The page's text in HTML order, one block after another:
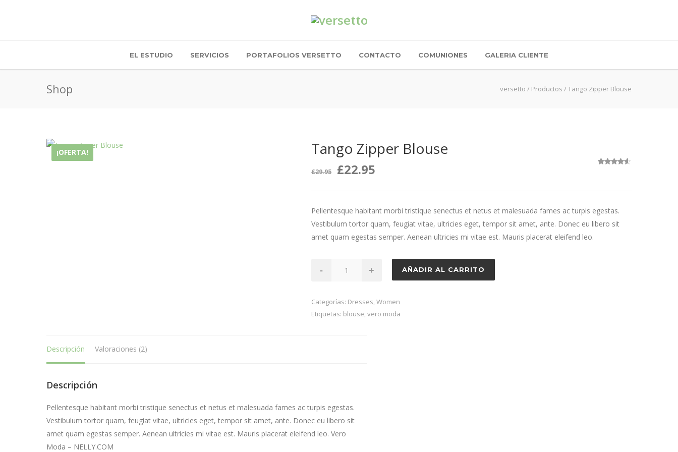
EL ESTUDIO SERVICIOS PORTAFOLIOS VERSETTO CONTACTO COMUNIONES GALERIA CLIENTE
Shop versetto / Productos /Tango Zipper Blouse
¡OFERTA! Tango Zipper Blouse
de clientes
£29.95
El
original
era:
£22.95
actual
es:
£22.95.
Pellentesque habitant morbi tristique senectus et netus et malesuada fames ac turpis egestas.
Vestibulum tortor quam, feugiat vitae, ultricies eget, tempor sit amet, ante. Donec eu libero sit
amet quam egestas semper. Aenean ultricies mi vitae est. Mauris placerat eleifend leo.
cantidad
- + AÑADIR AL CARRITO
Categorías: Dresses,Women
Etiquetas: blouse,vero moda
Descripción Valoraciones (2)
Descripción
Pellentesque habitant morbi tristique senectus et netus et malesuada fames ac turpis egestas.
Vestibulum tortor quam, feugiat vitae, ultricies eget, tempor sit amet, ante. Donec eu libero sit
amet quam egestas semper. Aenean ultricies mi vitae est. Mauris placerat eleifend leo. Vero
Moda – NELLY.COM